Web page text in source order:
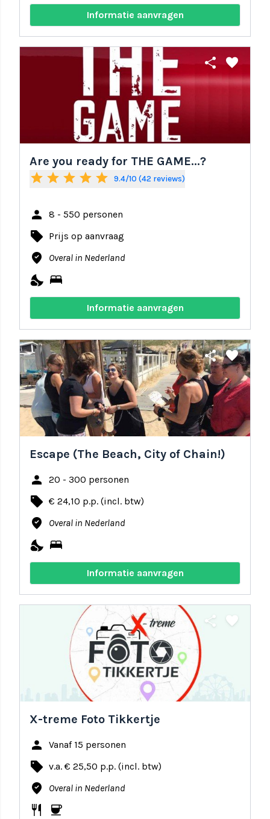
Informatie aanvragen
share favorite
Are you ready for THE GAME...?
star star star star star 9.4/10 (42 reviews)
person 8 - 550 personen
local_offer Prijs op aanvraag
where_to_vote Overal in Nederland
nights_stay bed
Informatie aanvragen
share favorite
Escape (The Beach, City of Chain!)
person 20 - 300 personen
local_offer € 24,10 p.p. (incl. btw)
where_to_vote Overal in Nederland
nights_stay bed
Informatie aanvragen
share favorite
X-treme Foto Tikkertje
person Vanaf 15 personen
local_offer v.a. € 25,50 p.p. (incl. btw)
where_to_vote Overal in Nederland
restaurant coffee